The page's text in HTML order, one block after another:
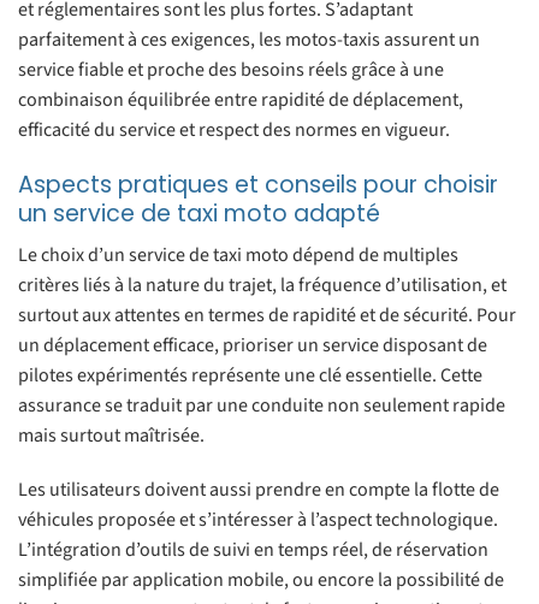
et réglementaires sont les plus fortes. S’adaptant
parfaitement à ces exigences, les motos-taxis assurent un
service fiable et proche des besoins réels grâce à une
combinaison équilibrée entre rapidité de déplacement,
efficacité du service et respect des normes en vigueur.
Aspects pratiques et conseils pour choisir
un service de taxi moto adapté
Le choix d’un service de taxi moto dépend de multiples
critères liés à la nature du trajet, la fréquence d’utilisation, et
surtout aux attentes en termes de rapidité et de sécurité. Pour
un déplacement efficace, prioriser un service disposant de
pilotes expérimentés représente une clé essentielle. Cette
assurance se traduit par une conduite non seulement rapide
mais surtout maîtrisée.
Les utilisateurs doivent aussi prendre en compte la flotte de
véhicules proposée et s’intéresser à l’aspect technologique.
L’intégration d’outils de suivi en temps réel, de réservation
simplifiée par application mobile, ou encore la possibilité de